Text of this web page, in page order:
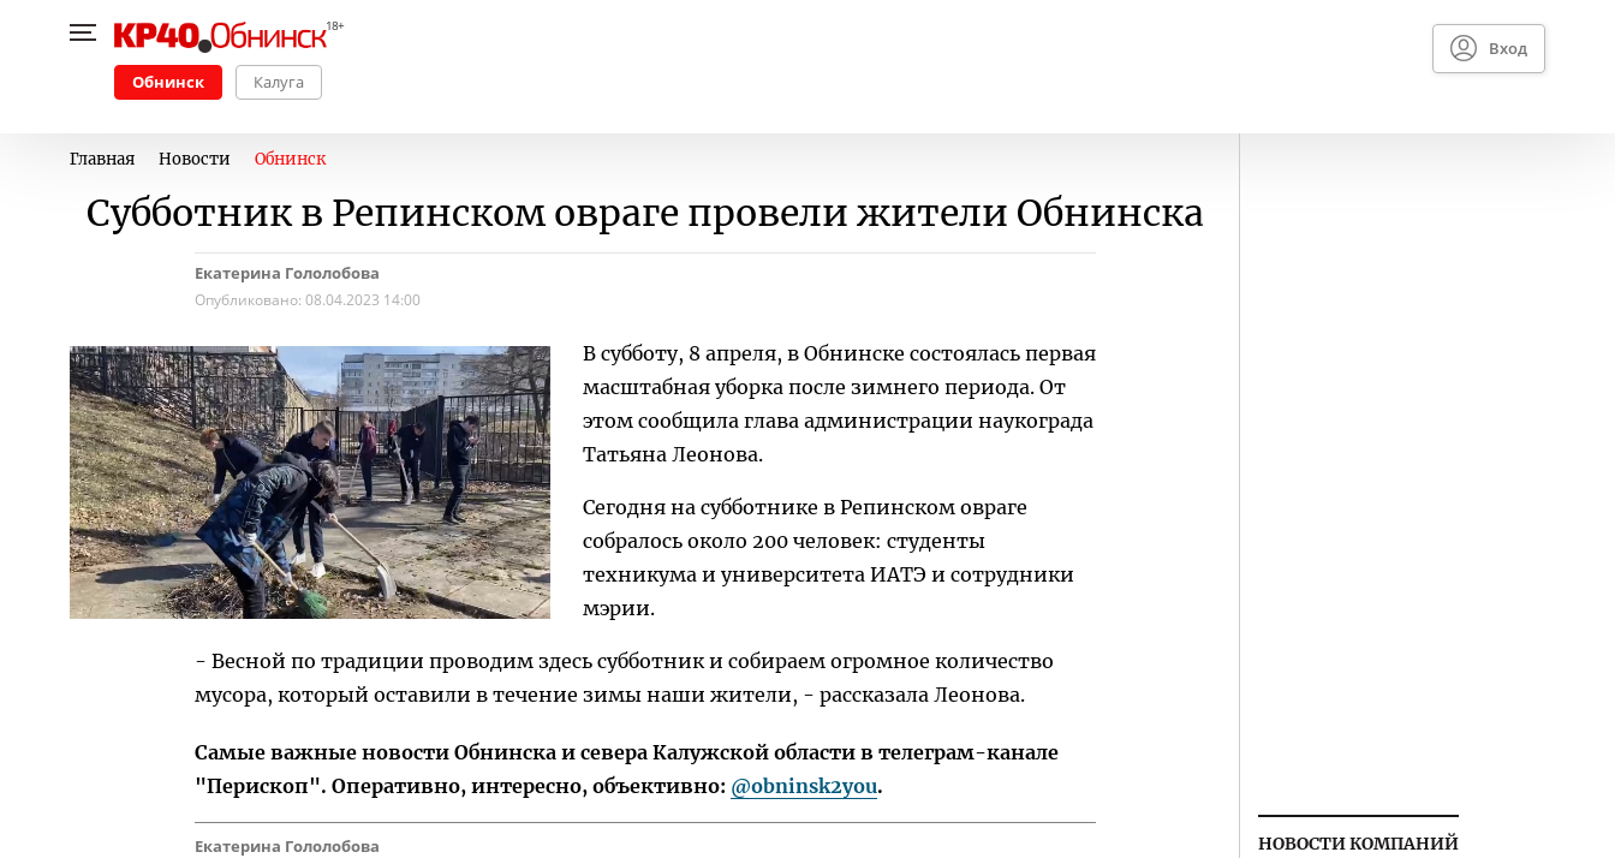
Обнинск Калуга
Вход
Главная Новости Обнинск
Субботник в Репинском овраге провели жители Обнинска
Екатерина Гололобова
Опубликовано: 08.04.2023 14:00
В субботу, 8 апреля, в Обнинске состоялась первая
масштабная уборка после зимнего периода. От
этом сообщила глава администрации наукограда
Татьяна Леонова.
Сегодня на субботнике в Репинском овраге
собралось около 200 человек: студенты
техникума и университета ИАТЭ и сотрудники
мэрии.
- Весной по традиции проводим здесь субботник и собираем огромное количество
мусора, который оставили в течение зимы наши жители, - рассказала Леонова.
Самые важные новости Обнинска и севера Калужской области в телеграм-канале
"Перископ". Оперативно, интересно, объективно: @obninsk2you.
Екатерина Гололобова НОВОСТИ КОМПАНИЙ